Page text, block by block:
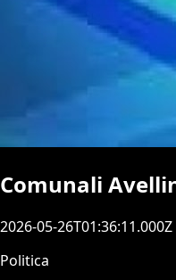
Comunali
2026-05-26T01:36:11.000Z
Politica